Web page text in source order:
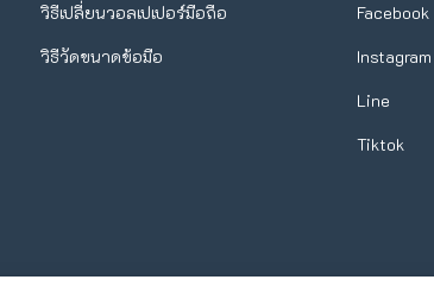
วิธีเปลี่ยนวอลเปเปอร์มือถือ
วิธีวัดขนาดข้อมือ
Facebook
Instagram
Line
Tiktok